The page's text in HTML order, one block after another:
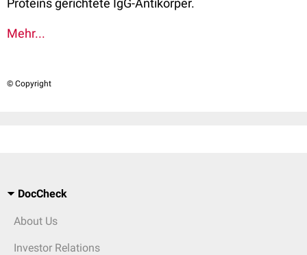
Proteins gerichtete IgG-Antikörper.
Mehr...
© Copyright
DocCheck
About Us
Investor Relations